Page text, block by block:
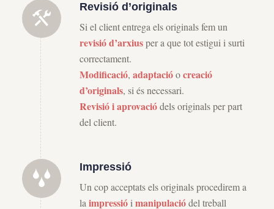
Revisió d’originals
Si el client entrega els originals fem un
revisió d’arxiusper a que tot estigui i surti
correctament.
Modificació, adaptacióocreació
d’originals, si és necessari.
Revisió i aprovaciódels originals per part
del client.
Impressió
Un cop acceptats els originals procedirem a
la impressiói manipulaciódel treball